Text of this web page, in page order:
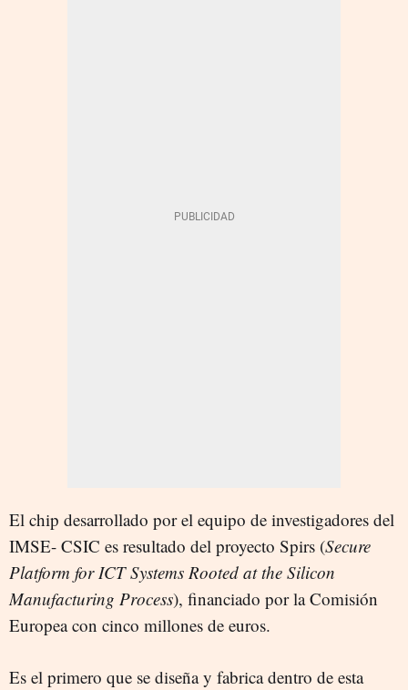
El chip desarrollado por el equipo de investigadores del
IMSE- CSIC es resultado del proyecto Spirs (Secure
Platform for ICT Systems Rooted at the Silicon
Manufacturing Process), financiado por la Comisión
Europea con cinco millones de euros.
Es el primero que se diseña y fabrica dentro de esta